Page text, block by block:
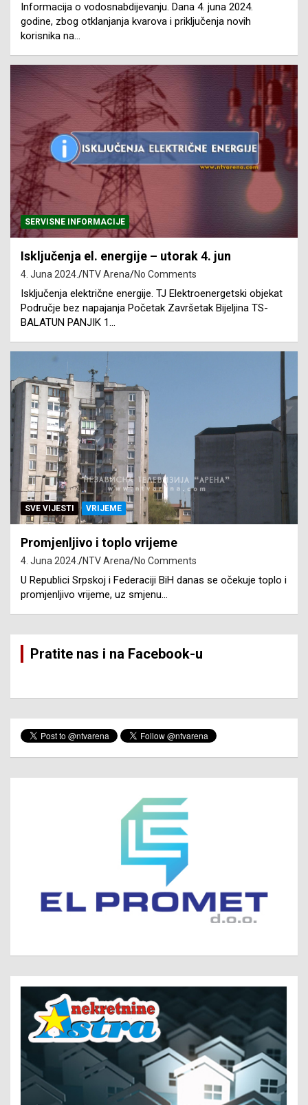
Informacija o vodosnabdijevanju. Dana 4. juna 2024.
godine, zbog otklanjanja kvarova i priključenja novih
korisnika na…
SERVISNE INFORMACIJE
Isključenja el. energije – utorak 4. jun
4. Juna 2024. NTV Arena No Comments
Isključenja električne energije. TJ Elektroenergetski objekat
Područje bez napajanja Početak Završetak Bijeljina TS-
BALATUN PANJIK 1…
SVE VIJESTI VRIJEME
Promjenljivo i toplo vrijeme
4. Juna 2024. NTV Arena No Comments
U Republici Srpskoj i Federaciji BiH danas se očekuje toplo i
promjenljivo vrijeme, uz smjenu…
Pratite nas i na Facebook-u